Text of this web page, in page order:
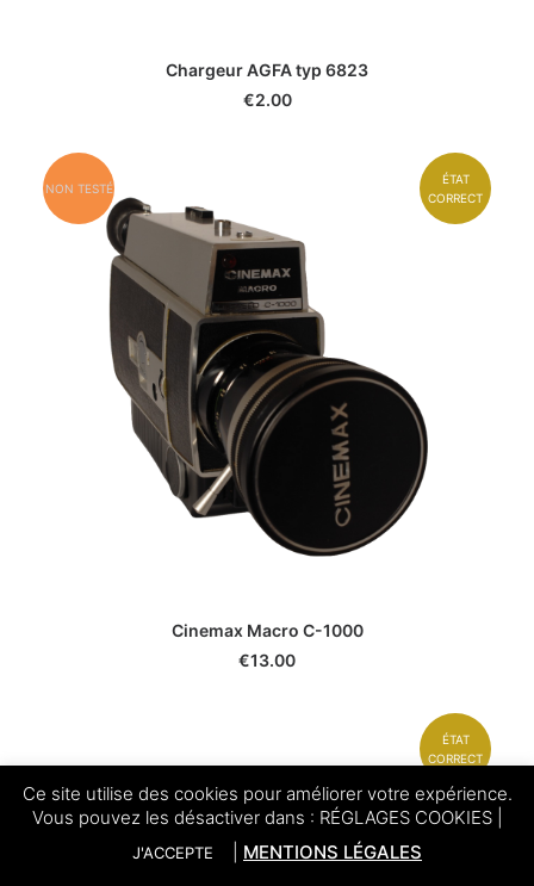
Chargeur AGFA typ 6823
€2.00
NON TESTÉ
ÉTAT
CORRECT
Cinemax Macro C-1000
€13.00
ÉTAT
CORRECT
Ce site utilise des cookies pour améliorer votre expérience.
Vous pouvez les désactiver dans : RÉGLAGES COOKIES|
J'ACCEPTE MENTIONS LÉGALES